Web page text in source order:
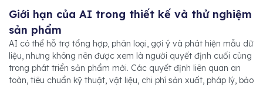
Giới hạn của AI trong thiết kế và thử nghiệm
sản phẩm
AI có thể hỗ trợ tổng hợp, phân loại, gợi ý và phát hiện mẫu dữ
liệu, nhưng không nên được xem là người quyết định cuối cùng
trong phát triển sản phẩm mới. Các quyết định liên quan an
toàn, tiêu chuẩn kỹ thuật, vật liệu, chi phí sản xuất, pháp lý, bảo